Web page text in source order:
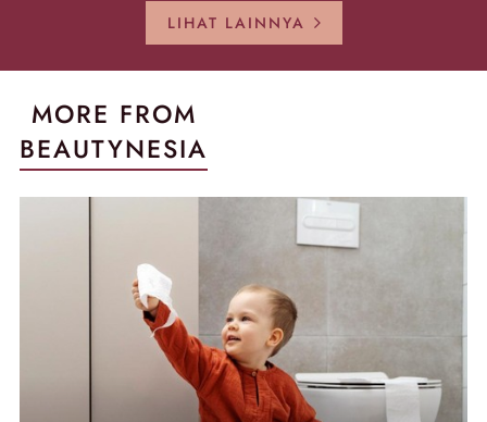
LIHAT LAINNYA
MORE FROM
BEAUTYNESIA